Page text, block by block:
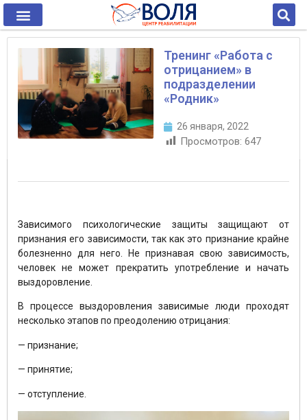
Тренинг «Работа с
отрицанием» в
подразделении
«Родник»
26 января, 2022
Просмотров: 647
Зависимого психологические защиты защищают от
признания его зависимости, так как это признание крайне
болезненно для него. Не признавая свою зависимость,
человек не может прекратить употребление и начать
выздоровление.
В процессе выздоровления зависимые люди проходят
несколько этапов по преодолению отрицания:
— признание;
— принятие;
— отступление.